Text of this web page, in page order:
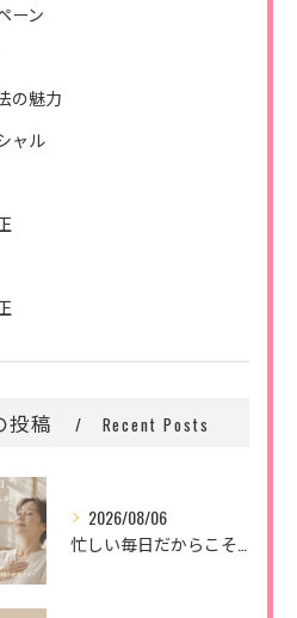
ーン
の魅力
ャル
投稿 Recent Posts
2026/08/06